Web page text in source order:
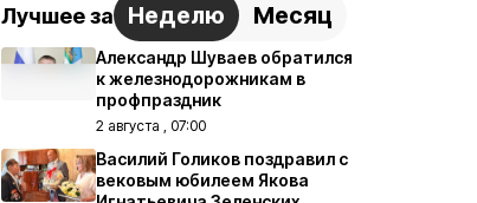
Лучшее за Неделю Месяц
Александр Шуваев обратился
к железнодорожникам в
профпраздник
2 августа , 07:00
Василий Голиков поздравил с
вековым юбилеем Якова